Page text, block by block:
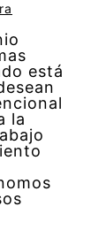
está
la